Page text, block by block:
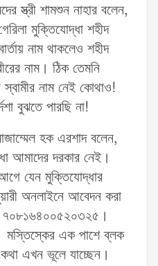
স্ত্রী শামশুন নাহার বলেন,
মুক্তিযোদ্ধা শহীদ
নাম থাকলেও শহীদ
নাম। ঠিক তেমনি
নাম নেই কোথাও!
বুঝতে পারছি না!
হক এরশাদ বলেন,
আমাদের দরকার নেই।
যেন মুক্তিযোদ্ধার
অনলাইনে আবেদন করা
৭০৮১৬৪০০৫২০৩২৫।
মস্তিস্কের এক পাশে ব্লক
এখন ভূলে যাচ্ছেন।